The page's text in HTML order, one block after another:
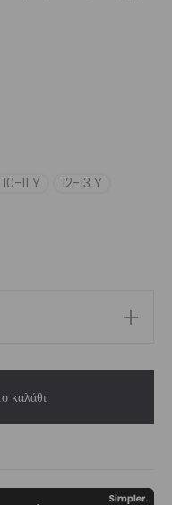
10-11 Y
12-13 Y
καλάθι